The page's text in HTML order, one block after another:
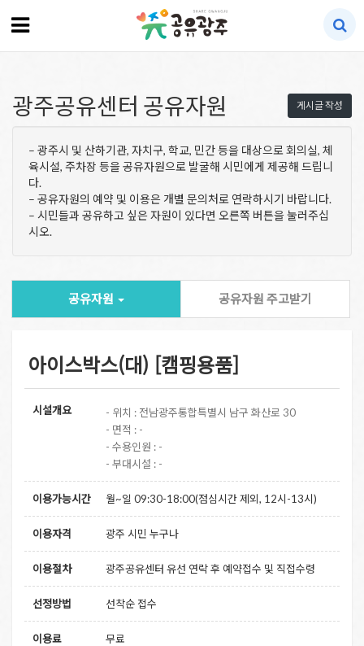
게시글 작성
광주공유센터 공유자원
– 광주시 및 산하기관, 자치구, 학교, 민간 등을 대상으로 회의실, 체
육시설, 주차장 등을 공유자원으로 발굴해 시민에게 제공해 드립니
다.
– 공유자원의 예약 및 이용은 개별 문의처로 연락하시기 바랍니다.
– 시민들과 공유하고 싶은 자원이 있다면 오른쪽 버튼을 눌러주십
시오.
공유자원 공유자원 주고받기
아이스박스(대) [캠핑용품]
시설개요
- 위치 : 전남광주통합특별시 남구 화산로 30
- 면적 : -
- 수용인원 : -
- 부대시설 : -
이용가능시간 월~일 09:30-18:00(점심시간 제외, 12시-13시)
이용자격 광주 시민 누구나
이용절차 광주공유센터 유선 연락 후 예약접수 및 직접수령
선정방법 선착순 접수
이용료 무료